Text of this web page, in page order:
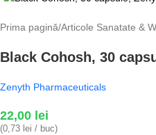
Prima pagină/Articole Sanatate &
Black Cohosh, 30
Zenyth Pharmaceuticals
22,00 lei
(0,73 lei / buc)